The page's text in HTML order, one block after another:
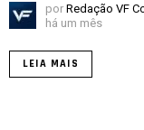
por Redação VF
há um mês
LEIA MAIS